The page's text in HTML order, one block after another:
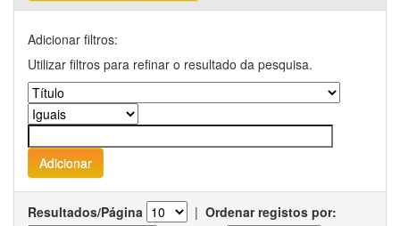
Adicionar filtros:
Utilizar filtros para refinar o resultado da pesquisa.
Resultados/Página | Ordenar registos por: